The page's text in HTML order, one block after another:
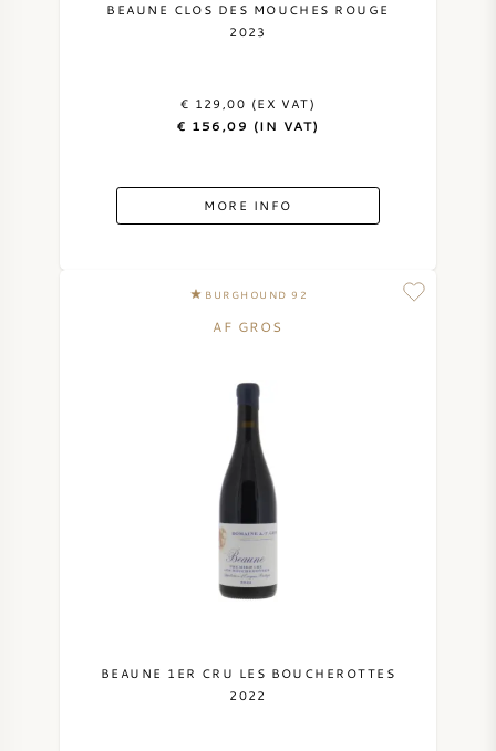
BEAUNE CLOS DES MOUCHES ROUGE
2023
€ 129,00 (EX VAT)
€ 156,09 (IN VAT)
MORE INFO
BURGHOUND 92
AF GROS
BEAUNE 1ER CRU LES BOUCHEROTTES
2022